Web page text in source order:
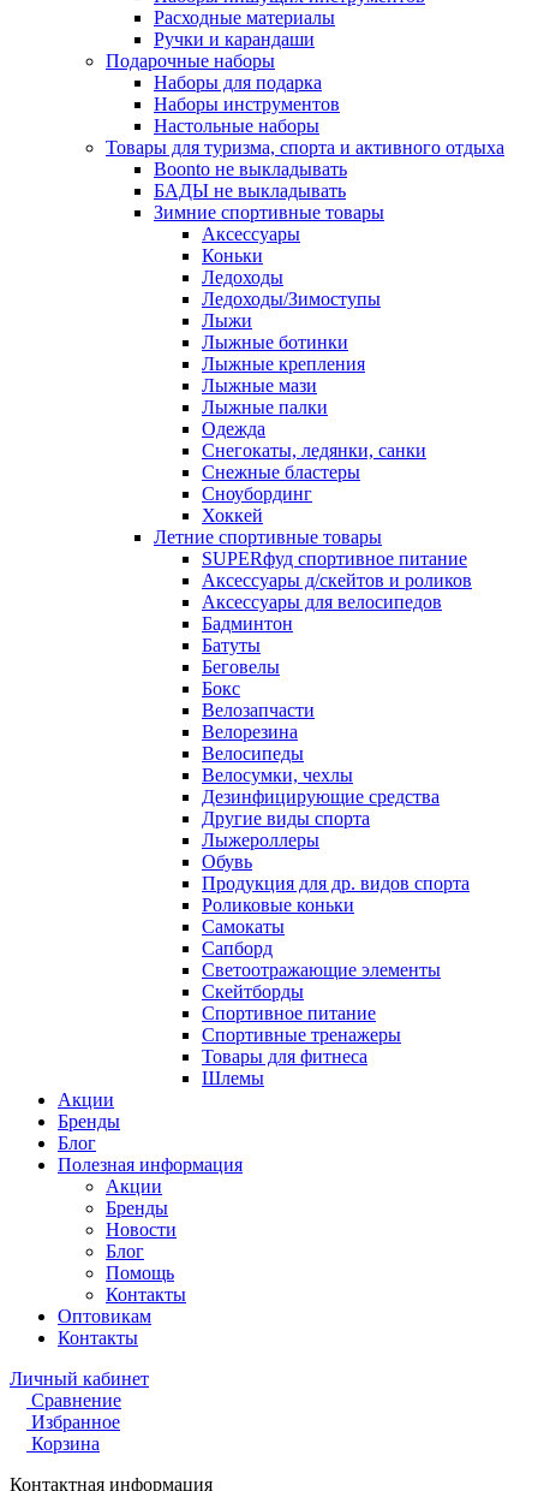
Расходные материалы
Ручки и карандаши
Подарочные наборы
Наборы для подарка
Наборы инструментов
Настольные наборы
Товары для туризма, спорта и активного отдыха
Boonto не выкладывать
БАДЫ не выкладывать
Зимние спортивные товары
Аксессуары
Коньки
Ледоходы
Ледоходы/Зимоступы
Лыжи
Лыжные ботинки
Лыжные крепления
Лыжные мази
Лыжные палки
Одежда
Снегокаты, ледянки, санки
Снежные бластеры
Сноубординг
Хоккей
Летние спортивные товары
SUPERфуд спортивное питание
Аксессуары д/скейтов и роликов
Аксессуары для велосипедов
Бадминтон
Батуты
Беговелы
Бокс
Велозапчасти
Велорезина
Велосипеды
Велосумки, чехлы
Дезинфицирующие средства
Другие виды спорта
Лыжероллеры
Обувь
Продукция для др. видов спорта
Роликовые коньки
Самокаты
Сапборд
Светоотражающие элементы
Скейтборды
Спортивное питание
Спортивные тренажеры
Товары для фитнеса
Шлемы
Акции
Бренды
Блог
Полезная информация
Акции
Бренды
Новости
Блог
Помощь
Контакты
Оптовикам
Контакты
Личный кабинет
Сравнение
Избранное
Корзина
Контактная информация